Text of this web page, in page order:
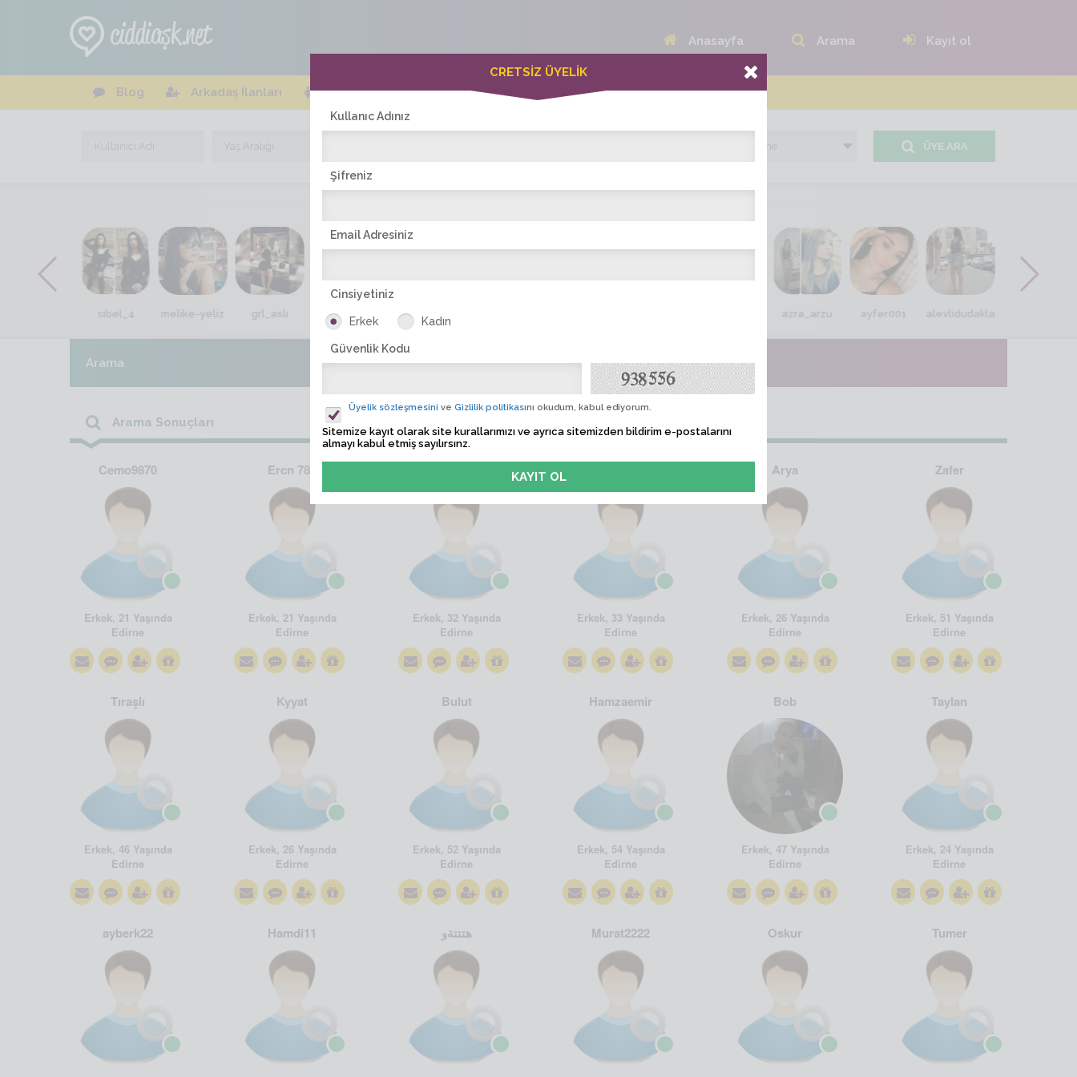
Anasayfa Arama Kayıt ol
Blog Arkadaş İlanları Online Bayanlar(232) Online Erkekler(370)
ÜYE ARA
sibel_4 melike-yeliz grl_aslı nalan_83 Buketimmmm azra_arzu ayfer001 alevlidudaklar
Arama
Arama Sonuçları
Cemo9870
Erkek, 21 Yaşında
Edirne
Ercn 789
Erkek, 21 Yaşında
Edirne
Erkek, 32 Yaşında
Edirne
Erkek, 33 Yaşında
Edirne
Arya
Erkek, 26 Yaşında
Edirne
Zafer
Erkek, 51 Yaşında
Edirne
Tıraşlı
Erkek, 46 Yaşında
Edirne
Kyyat
Erkek, 26 Yaşında
Edirne
Bulut
Erkek, 52 Yaşında
Edirne
Hamzaemir
Erkek, 54 Yaşında
Edirne
Bob
Erkek, 47 Yaşında
Edirne
Taylan
Erkek, 24 Yaşında
Edirne
ayberk22 Hamdi11 هتتتةو Murat2222 Oskur Tumer
CRETSİZ ÜYELİK
Kullanıc Adınız
Şifreniz
Email Adresiniz
Cinsiyetiniz
Erkek Kadın
Güvenlik Kodu
Üyelik sözleşmesini ve Gizlilik politikasını okudum, kabul ediyorum.
Sitemize kayıt olarak site kurallarımızı ve ayrıca sitemizden bildirim e-postalarını
almayı kabul etmiş sayılırsınz.